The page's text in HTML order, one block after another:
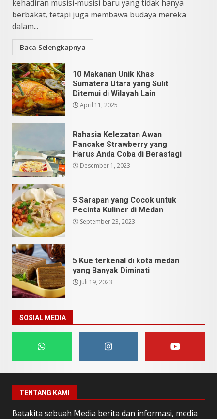
kehadiran musisi-musisi baru yang tidak hanya
berbakat, tetapi juga membawa budaya mereka
dalam...
Baca Selengkapnya
10 Makanan Unik Khas
Sumatera Utara yang Sulit
Ditemui di Wilayah Lain
April 11, 2025
Rahasia Kelezatan Awan
Pancake Strawberry yang
Harus Anda Coba di Berastagi
Desember 1, 2023
5 Sarapan yang Cocok untuk
Pecinta Kuliner di Medan
September 23, 2023
5 Kue terkenal di kota medan
yang Banyak Diminati
Juli 19, 2023
SOSIAL MEDIA
TENTANG KAMI
Batakita sebuah Media berita dan informasi, media